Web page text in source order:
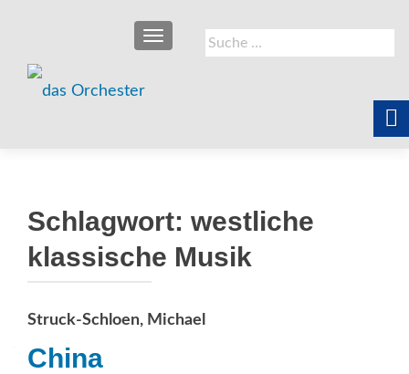
Suche
nach:
SCHALTE NAVIGATION
Schlagwort: westliche
klassische Musik
Struck-Schloen, Michael
China